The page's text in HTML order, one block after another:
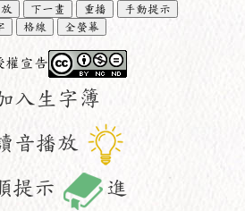
下一畫 重播
手動提示
格線 全螢幕
權宣告
入生字簿
音播放
提示
進